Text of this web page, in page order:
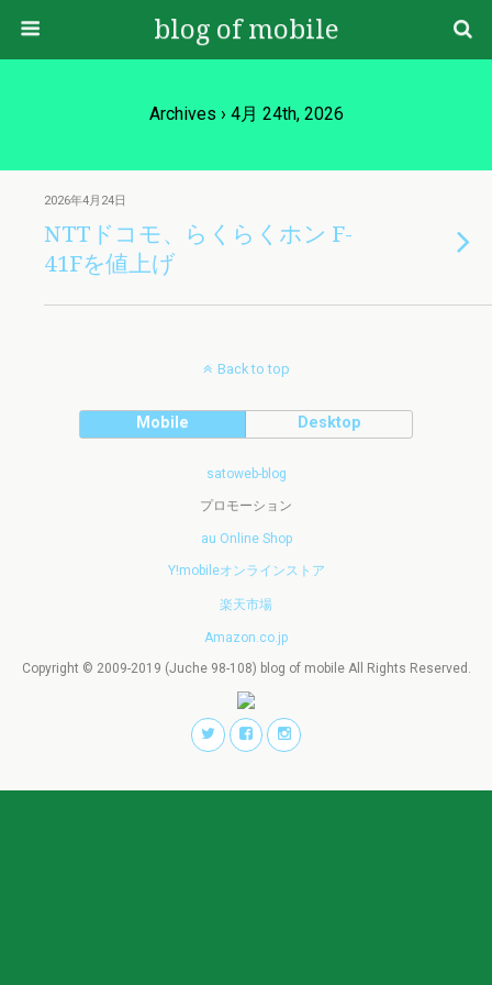
blog of mobile
Archives › 4月 24th, 2026
2026年4月24日
NTTドコモ、らくらくホン F-
41Fを値上げ
Back to top
Mobile Desktop
satoweb-blog
プロモーション
au Online Shop
Y!mobileオンラインストア
楽天市場
Amazon.co.jp
Copyright © 2009-2019 (Juche 98-108) blog of mobile All Rights Reserved.